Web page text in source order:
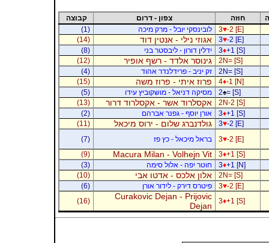
חוזה צפון - דרום
קבוצה
3♥-2 [E] לובינסקי יובל - מרק מיכה
(1)
3♥-2 [E] אגוזי נילי - אנטין דוד
(14)
3♦+1 [S] ידלין דורון - ליבסטר בני
(8)
2N= [S]
גינוסר אלדד - רשף אופיר
(12)
2N= [S]
זק יניב - פרידלנדר אהוד
(4)
4♦-1 [N] פרוז איתי - פרוז משה
(15)
2♠= [S] מסיקה דניאל - מושקוביץ עידו
(5)
2N-2 [S]
אקסלרוד אשר - אקסלרוד דרור
(13)
3♦+1 [S] אורן יוסף - גפנר אברהם
(2)
3♥-2 [E] גולדנברג שלום - ירוס מיכאל
(11)
3♥-2 [E] בראל מיכאל - כץ פז
(7)
3♦+1 [S]
Macura Milan - Volhejn Vit
(9)
3♦+1 [N] חוטר יפה - אלול סימה
(3)
2N= [S]
אלון אלכס - אדטו אבי
(10)
3♥-2 [E] פיטרס דירק - לידור אורן
(6)
3♦+1 [S]
Curakovic Dejan - Prijovic
Dejan
(16)